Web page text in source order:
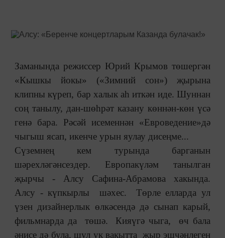
Заманында режиссер Юрий Крымов төшергән
«Кышкы йокы» («Зимний сон») җырына
клипны күреп, бар халык аһ иткән иде. Шуннан
соң танылу, дан-шөһрәт казану көннән-көн үсә
генә бара. Рәсәй исеменнән «Евроведение»дә
чыгыш ясап, икенче урын яулау дисеңме...
Сүземнең кем турында барганын
шәрехләгәнсездер. Европакүләм танылган
җырчы - Алсу Сафина-Абрамова хакында.
Алсу - күпкырлы шәхес. Төрле елларда ул
үзен дизайнерлык өлкәсендә дә сынап карый,
фильмнарда да төшә. Кияүгә чыга, өч бала
әнисе дә була, шул ук вакытта җыр эшчәнлеген